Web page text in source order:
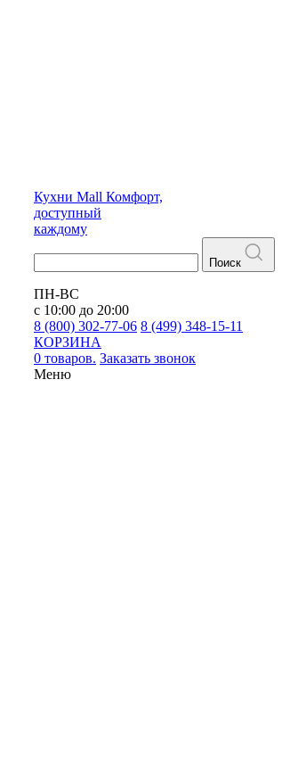
Кухни Mall Комфорт,
доступный
каждому
Поиск
ПН-ВС
с 10:00 до 20:00
8 (800) 302-77-06 8 (499) 348-15-11
КОРЗИНА
0 товаров. Заказать звонок
Меню